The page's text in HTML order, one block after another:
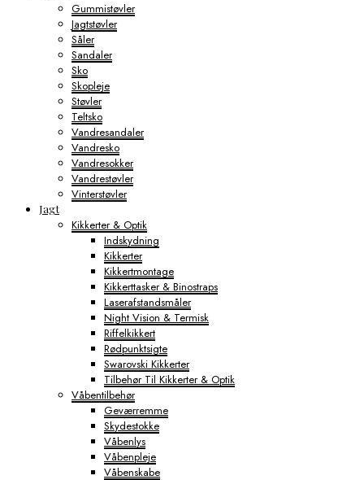
Gummistøvler
Jagtstøvler
Såler
Sandaler
Sko
Skopleje
Støvler
Teltsko
Vandresandaler
Vandresko
Vandresokker
Vandrestøvler
Vinterstøvler
Jagt
Kikkerter & Optik
Indskydning
Kikkerter
Kikkertmontage
Kikkerttasker & Binostraps
Laserafstandsmåler
Night Vision & Termisk
Riffelkikkert
Rødpunktsigte
Swarovski Kikkerter
Tilbehør Til Kikkerter & Optik
Våbentilbehør
Geværremme
Skydestokke
Våbenlys
Våbenpleje
Våbenskabe